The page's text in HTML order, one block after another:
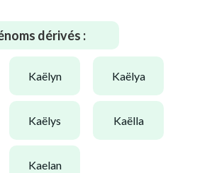
dérivés :
kaëlyn kaëlya
kaëlys kaëlla
kaelan